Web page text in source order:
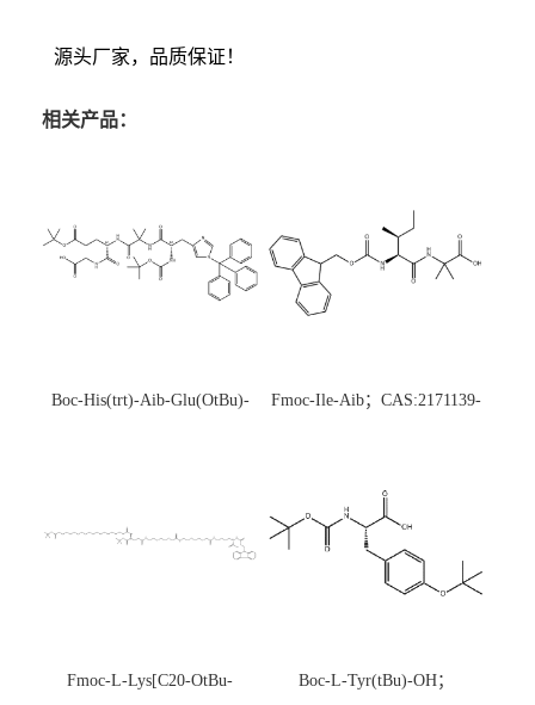
源头厂家，品质保证！
相关产品：
Boc-His(trt)-Aib-Glu(OtBu)-
Fmoc-Ile-Aib；CAS:2171139-
Fmoc-L-Lys[C20-OtBu-
Boc-L-Tyr(tBu)-OH；